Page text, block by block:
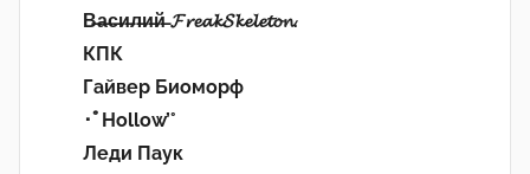
В̶а̶с̶и̶л̶и̶й̶ 𝓕𝓻𝓮𝓪𝓴𝓢𝓴𝓮𝓵𝓮𝓽𝓸𝓷.
КПК
Гайвер Биоморф
･ﾟHollow’°
Леди Паук